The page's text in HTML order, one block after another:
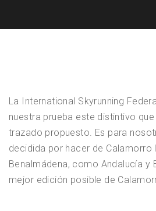
La International Skyrunning
nuestra prueba este distintivo
trazado propuesto. Es para
decidida por hacer de
Benalmádena, como Andalucía y
mejor edición posible de